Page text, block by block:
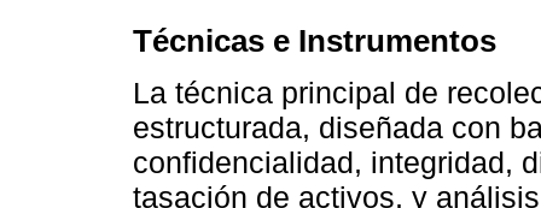
Técnicas e Instrumentos
La técnica principal de
estructurada, diseñada con
confidencialidad, integridad,
tasación de activos, y